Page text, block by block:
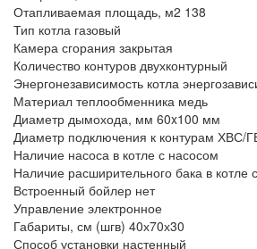
Отапливаемая площадь, м2 138
Тип котла газовый
Камера сгорания закрытая
Количество контуров двухконтурный
Энергонезависимость котла
Материал теплообменника медь
Диаметр дымохода, мм 60x100 мм
Диаметр подключения к контурам ХВС/
Наличие насоса в котле с насосом
Наличие расширительного бака в котле
Встроенный бойлер нет
Управление электронное
Габариты, см (шгв) 40х70х30
Способ установки настенный